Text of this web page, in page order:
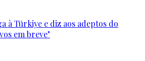
à Türkiye e diz aos adeptos do
em breve"